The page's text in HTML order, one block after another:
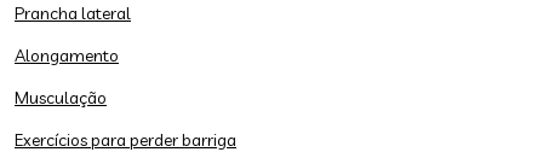
Prancha lateral
Alongamento
Musculação
Exercícios para perder barriga